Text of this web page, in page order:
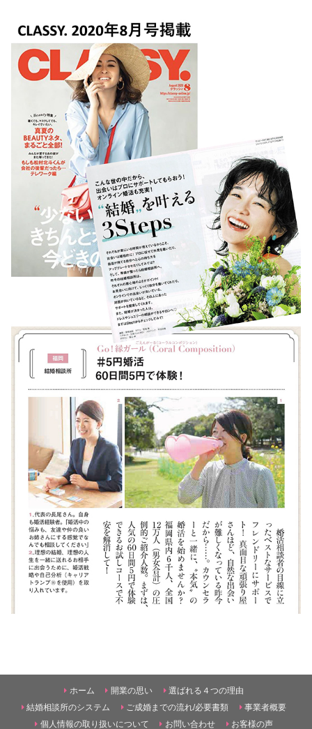
ホーム 開業の思い
選ばれる４つの理由
結婚相談所のシステム
ご成婚までの流れ/必要書類
事業者概要
個人情報の取り扱いについて
お問い合わせ お客様の声